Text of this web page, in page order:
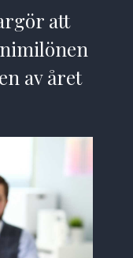
att
av året